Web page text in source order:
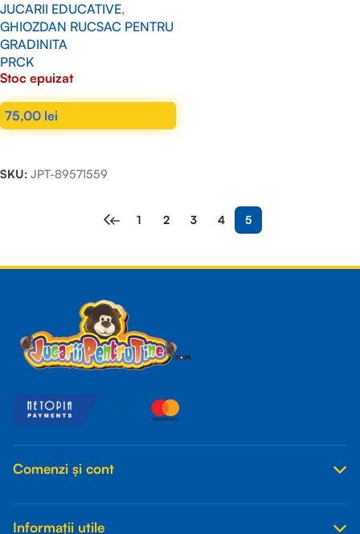
JUCARII EDUCATIVE,
GHIOZDAN RUCSAC PENTRU
GRADINITA
PRCK
Stoc epuizat
75,00 lei
SKU: JPT-89571559
← 1 2 3 4 5
Comenzi și cont
Informații utile